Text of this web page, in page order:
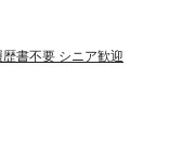
書不要 シニア歓迎